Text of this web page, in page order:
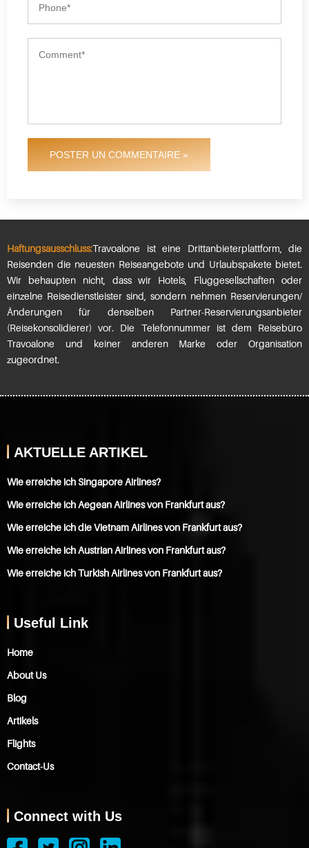
POSTER UN COMMENTAIRE »
Haftungsausschluss:Travoalone ist eine Drittanbieterplattform, die
Reisenden die neuesten Reiseangebote und Urlaubspakete bietet.
Wir behaupten nicht, dass wir Hotels, Fluggesellschaften oder
einzelne Reisedienstleister sind, sondern nehmen Reservierungen/
Änderungen für denselben Partner-Reservierungsanbieter
(Reisekonsolidierer) vor. Die Telefonnummer ist dem Reisebüro
Travoalone und keiner anderen Marke oder Organisation
zugeordnet.
AKTUELLE ARTIKEL
Wie erreiche ich Singapore Airlines?
Wie erreiche ich Aegean Airlines von Frankfurt aus?
Wie erreiche ich die Vietnam Airlines von Frankfurt aus?
Wie erreiche ich Austrian Airlines von Frankfurt aus?
Wie erreiche ich Turkish Airlines von Frankfurt aus?
Useful Link
Home
About Us
Blog
Artikels
Flights
Contact-Us
Connect with Us